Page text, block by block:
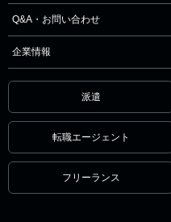
Q&A・お問い合わせ
企業情報
派遣
転職エージェント
フリーランス